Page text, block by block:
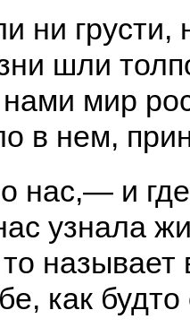
ни грусти,
шли
мир
в нем,
нас,— и
узнала
называет
как